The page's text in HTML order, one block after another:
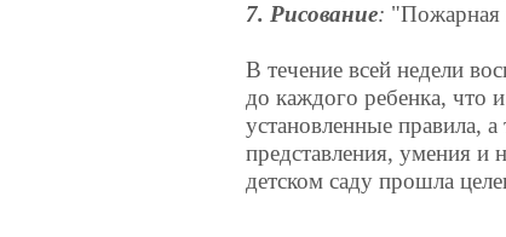
7. Рисование: "Пожарная
В течение всей недели
до каждого ребенка, что
установленные правила,
представления, умения и
детском саду прошла